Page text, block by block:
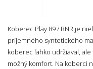
Koberec Play 89 / RNR je
príjemného syntetického
koberec ľahko udržiaval,
možný komfort. Na koberci